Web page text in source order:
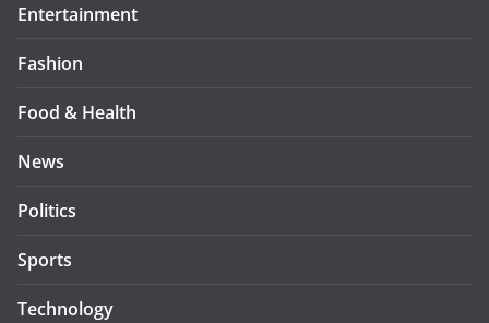
Entertainment
Fashion
Food & Health
News
Politics
Sports
Technology